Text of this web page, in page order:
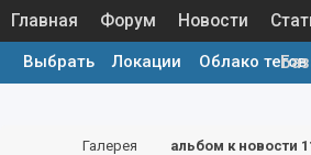
Главная Форум Новости
Каталог запчастей Галерея
Выбрать Локации Облако тегов
Галерея альбом к новости